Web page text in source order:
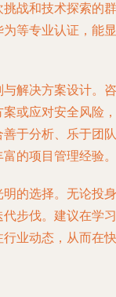
战和技术探索的群
等专业认证，能显
解决方案设计。咨
或应对安全风险，
于分析、乐于团队
的项目管理经验。
的选择。无论投身
步伐。建议在学习
业动态，从而在快